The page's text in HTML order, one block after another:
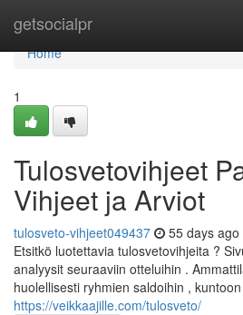
getsocialpr
Home
Home
1
Tulosvetovihjeet
Vihjeet ja Arviot
tulosveto-vihjeet049437 55 days ago
Etsitkö luotettavia tulosvetovihjeita ?
analyysit seuraaviin otteluihin .
huolellisesti ryhmien saldoihin ,
https://veikkaajille.com/tulosveto/